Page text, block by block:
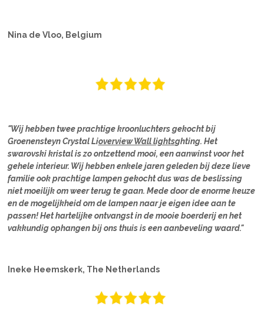
Nina de Vloo, Belgium
"Wij hebben twee prachtige kroonluchters gekocht bij
Groenensteyn Crystal Lioverview Wall lightsghting. Het
swarovski kristal is zo ontzettend mooi, een aanwinst voor het
gehele interieur. Wij hebben enkele jaren geleden bij deze lieve
familie ook prachtige lampen gekocht dus was de beslissing
niet moeilijk om weer terug te gaan. Mede door de enorme keuze
en de mogelijkheid om de lampen naar je eigen idee aan te
passen! Het hartelijke ontvangst in de mooie boerderij en het
vakkundig ophangen bij ons thuis is een aanbeveling waard."
Ineke Heemskerk, The Netherlands